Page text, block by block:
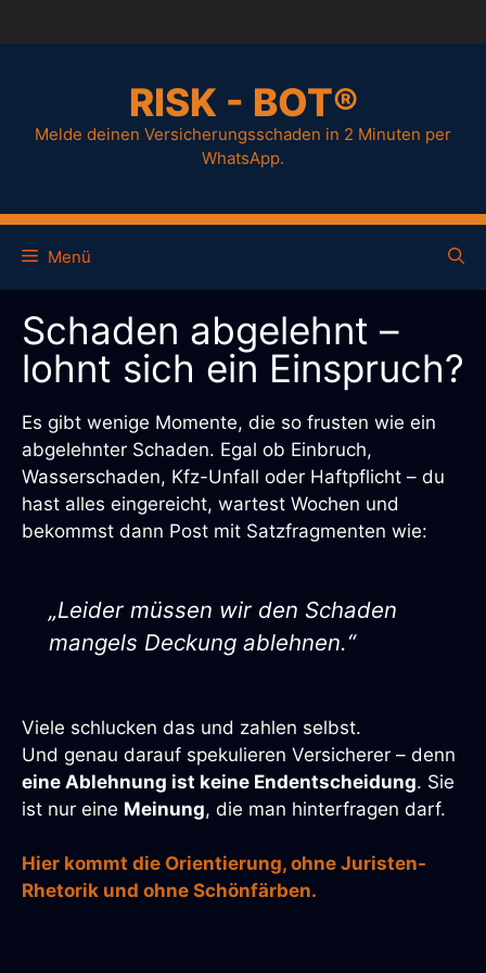
RISK - BOT®
Melde deinen Versicherungsschaden in 2 Minuten per
WhatsApp.
Menü
Schaden abgelehnt –
lohnt sich ein Einspruch?
Es gibt wenige Momente, die so frusten wie ein
abgelehnter Schaden. Egal ob Einbruch,
Wasserschaden, Kfz-Unfall oder Haftpflicht – du
hast alles eingereicht, wartest Wochen und
bekommst dann Post mit Satzfragmenten wie:
„Leider müssen wir den Schaden
mangels Deckung ablehnen.“
Viele schlucken das und zahlen selbst.
Und genau darauf spekulieren Versicherer – denn
eine Ablehnung ist keine Endentscheidung. Sie
ist nur eine Meinung, die man hinterfragen darf.
Hier kommt die Orientierung, ohne Juristen-
Rhetorik und ohne Schönfärben.